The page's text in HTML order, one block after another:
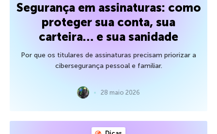
Segurança em assinaturas: como
proteger sua conta, sua
carteira… e sua sanidade
Por que os titulares de assinaturas precisam priorizar a
cibersegurança pessoal e familiar.
28 maio 2026